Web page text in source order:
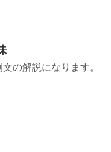
の解説になります。